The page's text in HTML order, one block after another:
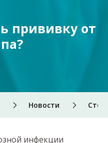
Новости
прививку от
инфекции